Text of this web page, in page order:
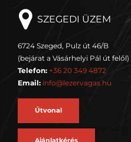
SZEGEDI ÜZEM
6724 Szeged, Pulz út 46/B
(bejárat a Vásárhelyi Pál út felől)
Telefon: +36 20 349 4872
Email: info@lezervagas.hu
Útvonal